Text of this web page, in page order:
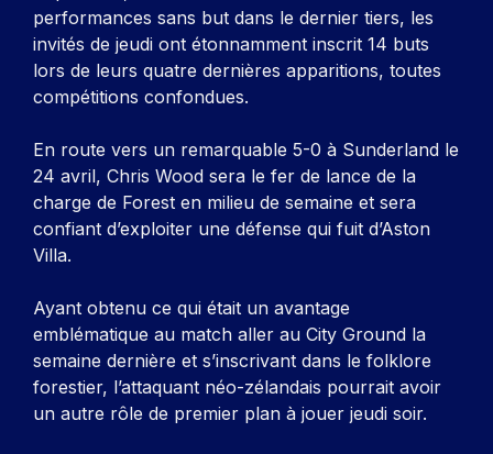
performances sans but dans le dernier tiers, les
invités de jeudi ont étonnamment inscrit 14 buts
lors de leurs quatre dernières apparitions, toutes
compétitions confondues.
En route vers un remarquable 5-0 à Sunderland le
24 avril, Chris Wood sera le fer de lance de la
charge de Forest en milieu de semaine et sera
confiant d’exploiter une défense qui fuit d’Aston
Villa.
Ayant obtenu ce qui était un avantage
emblématique au match aller au City Ground la
semaine dernière et s’inscrivant dans le folklore
forestier, l’attaquant néo-zélandais pourrait avoir
un autre rôle de premier plan à jouer jeudi soir.